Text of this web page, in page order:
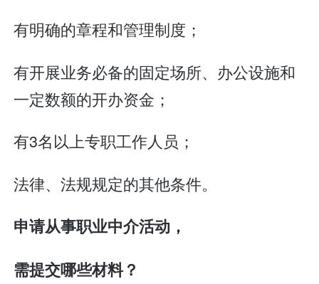
有明确的章程和管理制度；
有开展业务必备的固定场所、办公设施和
一定数额的开办资金；
有3名以上专职工作人员；
法律、法规规定的其他条件。
申请从事职业中介活动，
需提交哪些材料？